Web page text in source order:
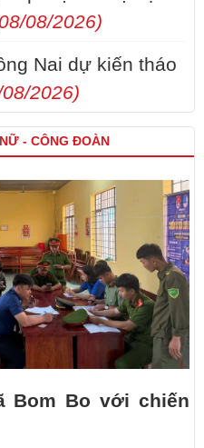
08/2026)
Nai dự kiến tháo
2026)
- CÔNG ĐOÀN
Bom Bo với chiến